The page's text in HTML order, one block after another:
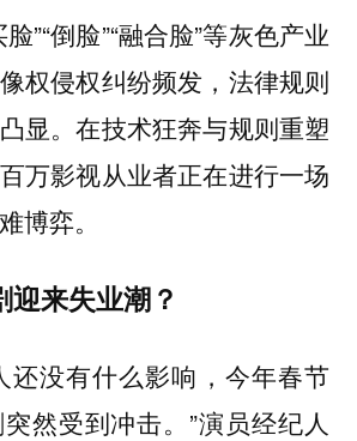
”“倒脸”“融合脸”等灰色产业
权侵权纠纷频发，法律规则
显。在技术狂奔与规则重塑
万影视从业者正在进行一场
博弈。
来失业潮？
还没有什么影响，今年春节
然受到冲击。”演员经纪人